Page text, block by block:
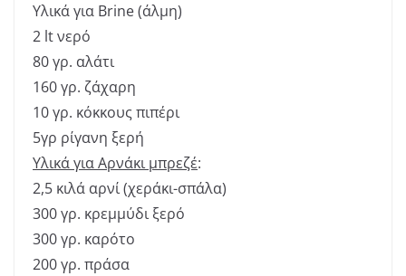
Υλικά για Brine (άλμη)
2 lt νερό
80 γρ. αλάτι
160 γρ. ζάχαρη
10 γρ. κόκκους πιπέρι
5γρ ρίγανη ξερή
Υλικά για Αρνάκι μπρεζέ:
2,5 κιλά αρνί (χεράκι-σπάλα)
300 γρ. κρεμμύδι ξερό
300 γρ. καρότο
200 γρ. πράσα